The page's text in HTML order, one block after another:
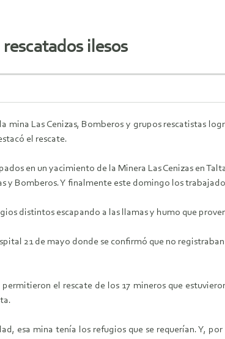
ilesos
mina Las Cenizas, Bomberos y grupos rescatistas
el rescate.
en un yacimiento de la Minera Las Cenizas en
y Bomberos. Y finalmente este domingo los
distintos escapando a las llamas y humo que
21 de mayo donde se confirmó que no
el rescate de los 17 mineros que
esa mina tenía los refugios que se requerían. Y,